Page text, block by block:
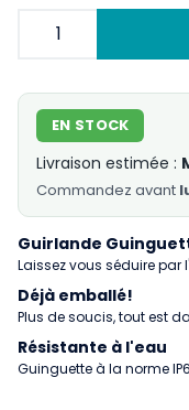
Guirlande
Laissez vous séduire par
Déjà emballé!
Plus de soucis, tout est
Résistante à l'eau
Guinguette à la norme
EN STOCK
Livraison estimée :
Commandez avant